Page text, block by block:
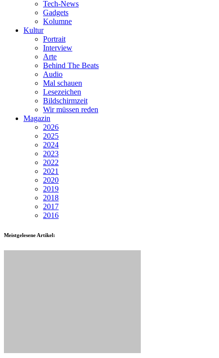
Tech-News
Gadgets
Kolumne
Kultur
Portrait
Interview
Arte
Behind The Beats
Audio
Mal schauen
Lesezeichen
Bildschirmzeit
Wir müssen reden
Magazin
2026
2025
2024
2023
2022
2021
2020
2019
2018
2017
2016
Meistgelesene Artikel: